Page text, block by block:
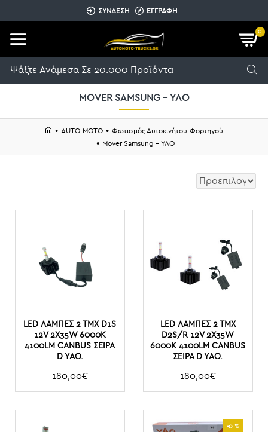
ΣΥΝΔΕΣΗ ΕΓΓΡΑΦΗ
0
AUTO-MOTO
Φωτισμός Αυτοκινήτου-Φορτηγού
Mover Samsung - ΥΛΟ
MOVER SAMSUNG - ΥΛΟ
LED ΛΆΜΠΕΣ 2 ΤΜΧ D1S
12V 2X35W 6000K
4100LM CANBUS ΣΕΙΡΑ
D YAO.
180,00€
LED ΛΆΜΠΕΣ 2 ΤΜΧ
D2S/R 12V 2X35W
6000K 4100LM CANBUS
ΣΕΙΡΑ D YAO.
180,00€
-0 %